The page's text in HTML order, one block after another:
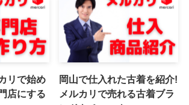
リで始め
店にする
岡山で仕入れた古着を紹介!
メルカリで売れる古着ブラ